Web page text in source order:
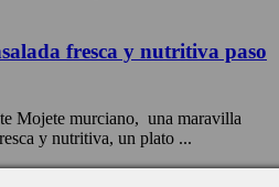
fresca y nutritiva paso
Mojete murciano, una maravilla
y nutritiva, un plato ...